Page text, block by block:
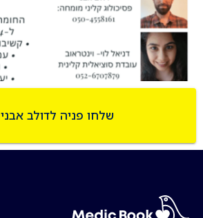
שלחו פניה לדולב אבני